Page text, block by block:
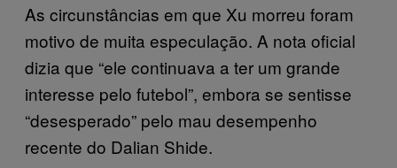
As circunstâncias em que Xu morreu foram
motivo de muita especulação. A nota oficial
dizia que “ele continuava a ter um grande
interesse pelo futebol”, embora se sentisse
“desesperado” pelo mau desempenho
recente do Dalian Shide.